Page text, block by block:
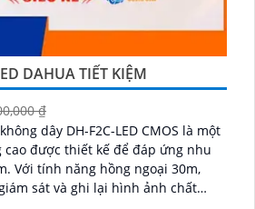
DAHUA TIẾT KIỆM
₫
dây DH-F2C-LED CMOS là một
được thiết kế để đáp ứng nhu
sát và ghi lại hình ảnh chất